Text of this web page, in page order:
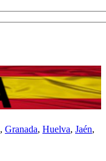
, Granada, Huelva, Jaén,